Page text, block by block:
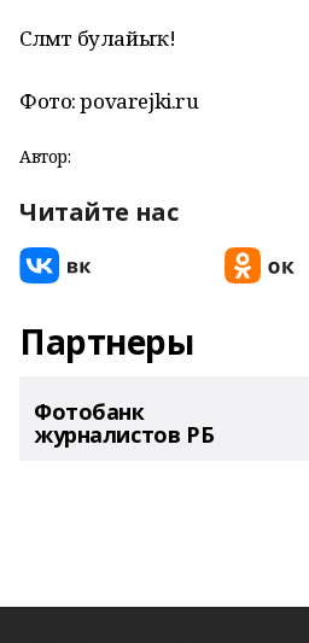
Сәләмәт булайыҡ!
Фото: povarejki.ru
Автор:
Читайте нас
Партнеры
Фотобанк
журналистов РБ